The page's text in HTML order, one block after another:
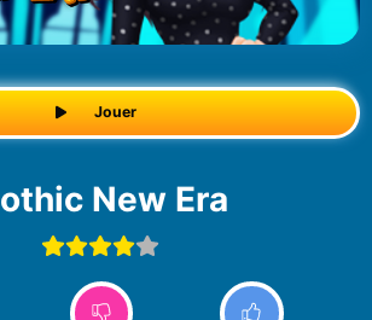
Jouer
Gothic New Era